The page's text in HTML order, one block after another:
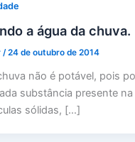
a água da chuva.
/24 de outubro de 2014
não é potável, pois
substância presente
sólidas, […]